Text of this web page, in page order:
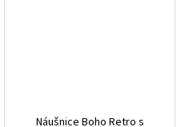
Náušnice Boho Retro s